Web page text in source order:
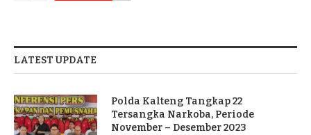
LATEST UPDATE
Polda Kalteng Tangkap 22
Tersangka Narkoba, Periode
November – Desember 2023